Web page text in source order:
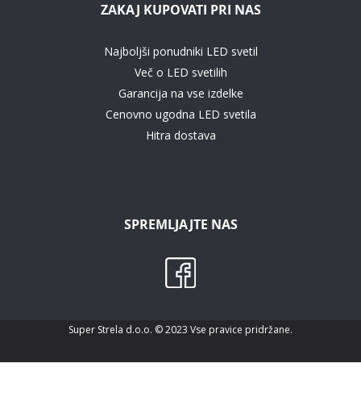
ZAKAJ KUPOVATI PRI NAS
Najboljši ponudniki LED svetil
Več o LED svetilih
Garancija na vse izdelke
Cenovno ugodna LED svetila
Hitra dostava
SPREMLJAJTE NAS
Super Strela d.o.o. © 2023 Vse pravice pridržane.